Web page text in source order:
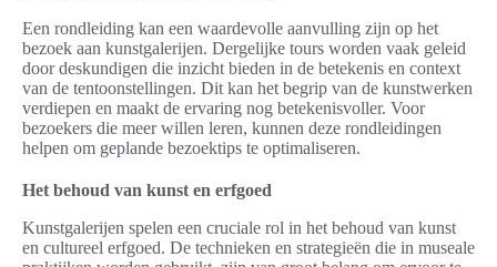
Een rondleiding kan een waardevolle aanvulling zijn op het
bezoek aan kunstgalerijen. Dergelijke tours worden vaak geleid
door deskundigen die inzicht bieden in de betekenis en context
van de tentoonstellingen. Dit kan het begrip van de kunstwerken
verdiepen en maakt de ervaring nog betekenisvoller. Voor
bezoekers die meer willen leren, kunnen deze rondleidingen
helpen om geplande bezoektips te optimaliseren.
Het behoud van kunst en erfgoed
Kunstgalerijen spelen een cruciale rol in het behoud van kunst
en cultureel erfgoed. De technieken en strategieën die in museale